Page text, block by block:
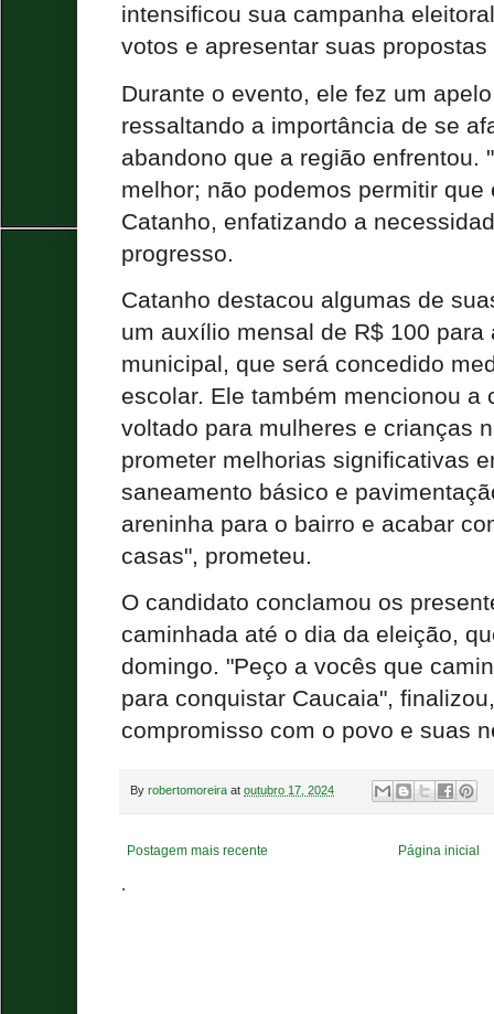
intensificou sua campanha
votos e apresentar suas
Durante o evento, ele fez um
ressaltando a importância de se
abandono que a região enfrentou.
melhor; não podemos permitir que
Catanho, enfatizando a
progresso.
Catanho destacou algumas de
um auxílio mensal de R$ 100 para
municipal, que será concedido
escolar. Ele também mencionou a
voltado para mulheres e crianças
prometer melhorias significativas
saneamento básico e
areninha para o bairro e acabar
casas", prometeu.
O candidato conclamou os
caminhada até o dia da eleição,
domingo. "Peço a vocês que
para conquistar Caucaia",
compromisso com o povo e suas
By robertomoreira at outubro 17, 2024
Postagem mais recente Página inicial
.